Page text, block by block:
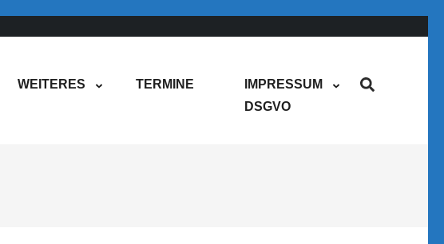
WEITERES TERMINE
IMPRESSUM
DSGVO